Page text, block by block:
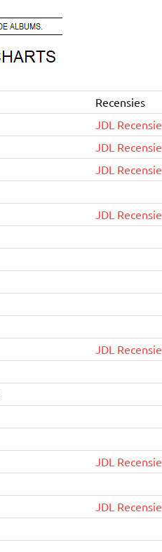
Recensies
JDL Recensie
JDL Recensie
JDL Recensie
JDL Recensie
JDL Recensie
JDL Recensie
JDL Recensie